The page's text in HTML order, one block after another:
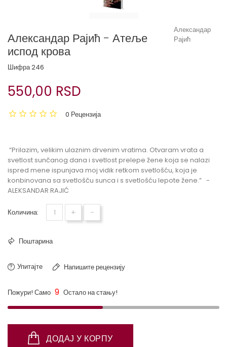
Александар Рајић - Атеље
испод крова
Шифра246
550,00 RSD
0 Рецензија
“Prilazim, velikim ulaznim drvenim vratima. Otvaram vrata a
svetlost sunčanog dana i svetlost prelepe žene koja se nalazi
ispred mene ispunjava moj vidik retkom svetlošću, koja je
konbinovana sa svetlošču sunca i s svetlošću lepote žene.” -
ALEKSANDAR RAJIĆ
Количина: + -
Поштарина
Упитајте Напишите рецензију
Пожури! Само 9 Остало на стању!
ДОДАЈ У КОРПУ
Александар
Рајић